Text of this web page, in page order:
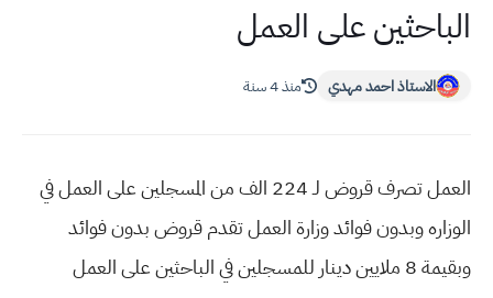
الباحثين على العمل
الاستاذ احمد مهدي منذ 4 سنة
العمل تصرف قروض لـ 224 الف من المسجلين على العمل في
الوزاره وبدون فوائد وزارة العمل تقدم قروض بدون فوائد
وبقيمة 8 ملايين دينار للمسجلين في الباحثين على العمل